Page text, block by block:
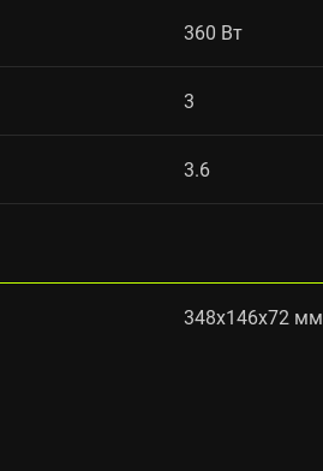
360 Вт
3
3.6
348x146x72 мм